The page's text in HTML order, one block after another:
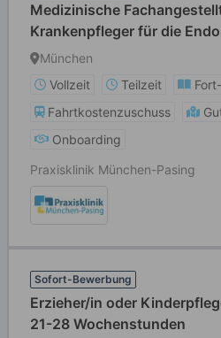
Medizinische
Krankenpfleger für die
Vollzeit / Teilzeit
München
Vollzeit
Teilzeit
Fahrtkostenzuschuss
Onboarding
Praxisklinik München-Pasing
Sofort-Bewerbung
Erzieher/in oder
21-28 Wochenstunden